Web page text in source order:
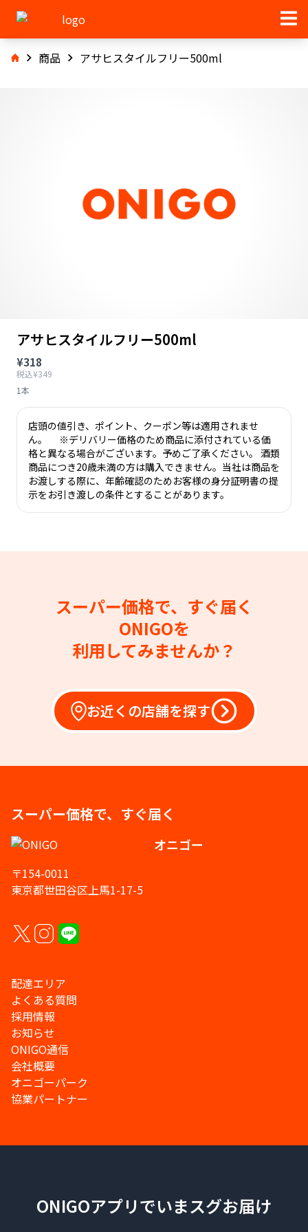
商品 アサヒスタイルフリー500ml
アサヒスタイルフリー500ml
¥318
税込¥349
1本
店頭の値引き、ポイント、クーポン等は適用されませ
ん。 ※デリバリー価格のため商品に添付されている価
格と異なる場合がございます。予めご了承ください。 酒類
商品につき20歳未満の方は購入できません。当社は商品を
お渡しする際に、年齢確認のためお客様の身分証明書の提
示をお引き渡しの条件とすることがあります。
スーパー価格で、すぐ届く
ONIGOを
利用してみませんか？
お近くの店舗を探す
スーパー価格で、すぐ届く
オニゴー
〒154-0011
東京都世田谷区上馬1-17-5
配達エリア
よくある質問
採用情報
お知らせ
ONIGO通信
会社概要
オニゴーパーク
協業パートナー
ONIGOアプリでいまスグお届け